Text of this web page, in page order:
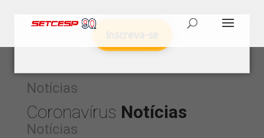
Notícias
Coronavírus Notícias
Notícias